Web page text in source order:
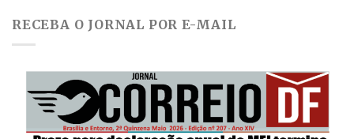
RECEBA O JORNAL POR E-MAIL